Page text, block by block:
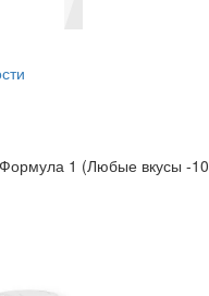
Формула 1 (Любые вкусы -10